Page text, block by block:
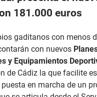
181.000 euros
gaditanos con menos
con nuevos
y Equipamientos
de Cádiz la que facilite
en marcha de un